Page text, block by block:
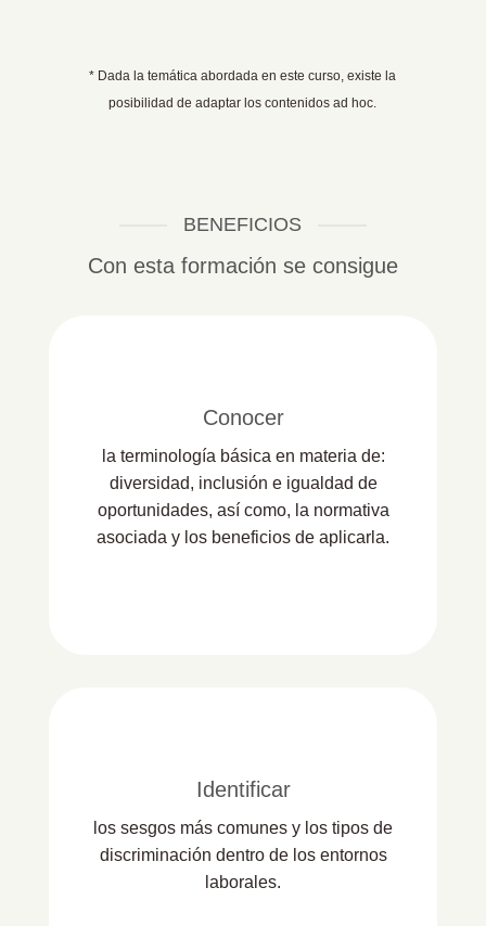
* Dada la temática abordada en este curso, existe la
posibilidad de adaptar los contenidos ad hoc.
BENEFICIOS
Con esta formación se consigue
Conocer
la terminología básica en materia de:
diversidad, inclusión e igualdad de
oportunidades, así como, la normativa
asociada y los beneficios de aplicarla.
Identificar
los sesgos más comunes y los tipos de
discriminación dentro de los entornos
laborales.